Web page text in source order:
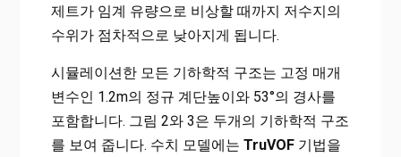
제트가 임계 유량으로 비상할 때까지 저수지의
수위가 점차적으로 낮아지게 됩니다.
시뮬레이션한 모든 기하학적 구조는 고정 매개
변수인 1.2m의 정규 계단높이와 53°의 경사를
포함합니다. 그림 2와 3은 두개의 기하학적 구조
를 보여 줍니다. 수치 모델에는 TruVOF기법을